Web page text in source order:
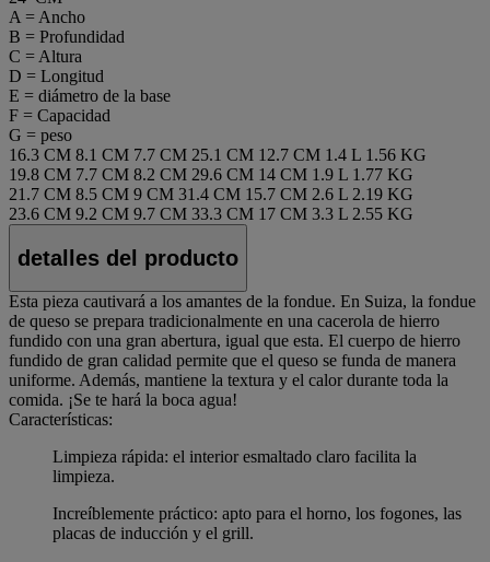
A = Ancho
B = Profundidad
C = Altura
D = Longitud
E = diámetro de la base
F = Capacidad
G = peso
16.3 CM 8.1 CM 7.7 CM 25.1 CM 12.7 CM 1.4 L 1.56 KG
19.8 CM 7.7 CM 8.2 CM 29.6 CM 14 CM 1.9 L 1.77 KG
21.7 CM 8.5 CM 9 CM 31.4 CM 15.7 CM 2.6 L 2.19 KG
23.6 CM 9.2 CM 9.7 CM 33.3 CM 17 CM 3.3 L 2.55 KG
detalles del producto
Esta pieza cautivará a los amantes de la fondue. En Suiza, la fondue
de queso se prepara tradicionalmente en una cacerola de hierro
fundido con una gran abertura, igual que esta. El cuerpo de hierro
fundido de gran calidad permite que el queso se funda de manera
uniforme. Además, mantiene la textura y el calor durante toda la
comida. ¡Se te hará la boca agua!
Características:
Limpieza rápida: el interior esmaltado claro facilita la
limpieza.
Increíblemente práctico: apto para el horno, los fogones, las
placas de inducción y el grill.